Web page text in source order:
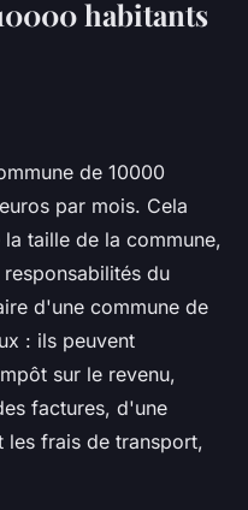
habitants
de 10000
par mois. Cela
taille de la commune,
du
d'une commune de
: ils peuvent
sur le revenu,
factures, d'une
les frais de transport,